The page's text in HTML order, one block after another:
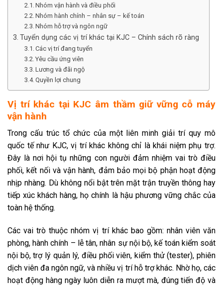
Nhóm vận hành và điều phối
Nhóm hành chính – nhân sự – kế toán
Nhóm hỗ trợ và ngôn ngữ
Tuyển dụng các vị trí khác tại KJC – Chính sách rõ ràng
Các vị trí đang tuyển
Yêu cầu ứng viên
Lương và đãi ngộ
Quyền lợi chung
Vị trí khác tại KJC âm thầm giữ vững cỗ máy
vận hành
Trong cấu trúc tổ chức của một liên minh giải trí quy mô
quốc tế như KJC, vị trí khác không chỉ là khái niệm phụ trợ.
Đây là nơi hội tụ những con người đảm nhiệm vai trò điều
phối, kết nối và vận hành, đảm bảo mọi bộ phận hoạt động
nhịp nhàng. Dù không nổi bật trên mặt trận truyền thông hay
tiếp xúc khách hàng, họ chính là hậu phương vững chắc của
toàn hệ thống.
Các vai trò thuộc nhóm vị trí khác bao gồm: nhân viên văn
phòng, hành chính – lễ tân, nhân sự nội bộ, kế toán kiểm soát
nội bộ, trợ lý quản lý, điều phối viên, kiểm thử (tester), phiên
dịch viên đa ngôn ngữ, và nhiều vị trí hỗ trợ khác. Nhờ họ, các
hoạt động hàng ngày luôn diễn ra mượt mà, đúng tiến độ và